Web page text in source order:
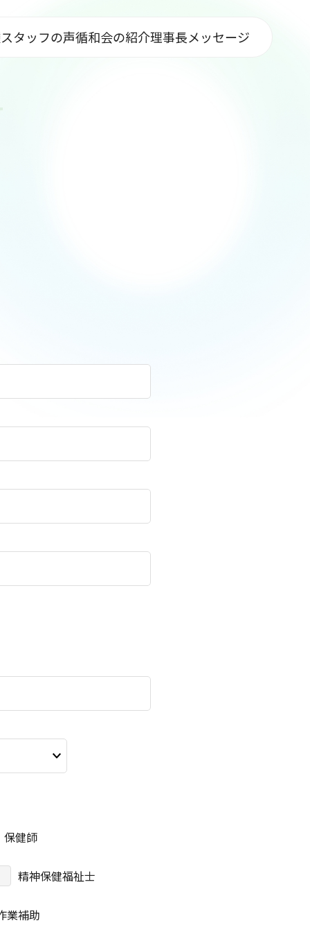
スタッフの声循和会の紹介理事長メッセージ
保健師
精神保健福祉士
業補助